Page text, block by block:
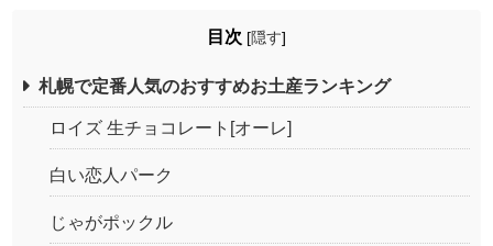
目次 [隠す]
札幌で定番人気のおすすめお土産ランキング
ロイズ 生チョコレート[オーレ]
白い恋人パーク
じゃがポックル